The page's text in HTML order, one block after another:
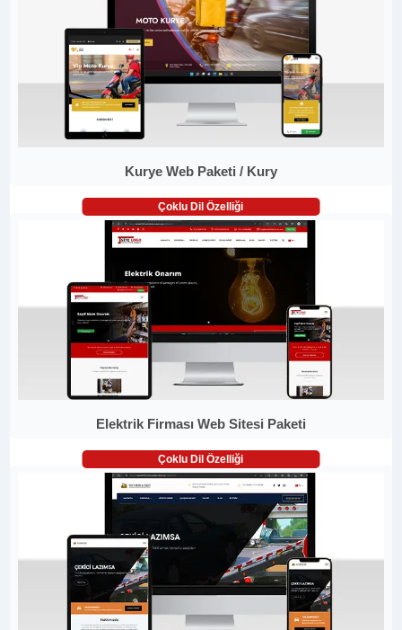
Kurye Web Paketi / Kury
Çoklu Dil Özelliği
Elektrik Firması Web Sitesi Paketi
Çoklu Dil Özelliği